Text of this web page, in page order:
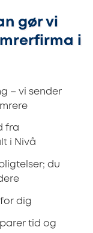
gør vi
i
– vi sender
fra
i Nivå
du
dig
tid og